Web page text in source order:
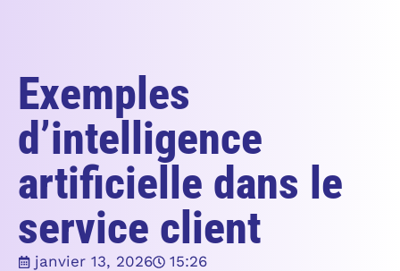
Exemples
d’intelligence
artificielle dans le
service client
janvier 13, 2026 15:26